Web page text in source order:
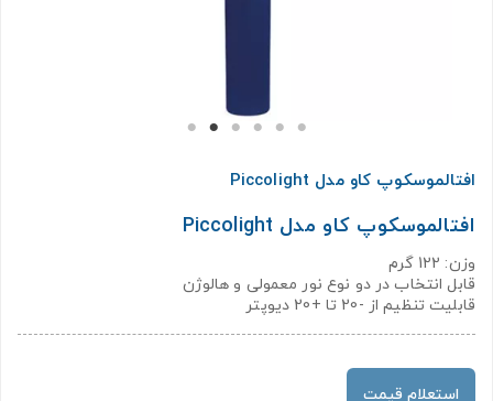
افتالموسکوپ کاو مدل Piccolight
افتالموسکوپ کاو مدل Piccolight
وزن: 122 گرم
قابل انتخاب در دو نوع نور معمولی و هالوژن
قابلیت تنظیم از -20 تا +20 دیوپتر
استعلام قیمت